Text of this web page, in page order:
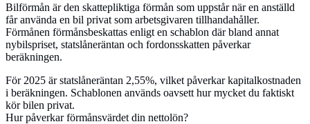
Bilförmån är den skattepliktiga förmån som uppstår när en anställd
får använda en bil privat som arbetsgivaren tillhandahåller.
Förmånen förmånsbeskattas enligt en schablon där bland annat
nybilspriset, statslåneräntan och fordonsskatten påverkar
beräkningen.
För 2025 är statslåneräntan 2,55%, vilket påverkar kapitalkostnaden
i beräkningen. Schablonen används oavsett hur mycket du faktiskt
kör bilen privat.
Hur påverkar förmånsvärdet din nettolön?